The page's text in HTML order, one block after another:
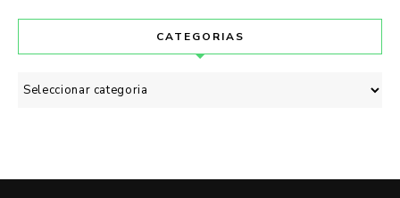
CATEGORIAS
Categorias